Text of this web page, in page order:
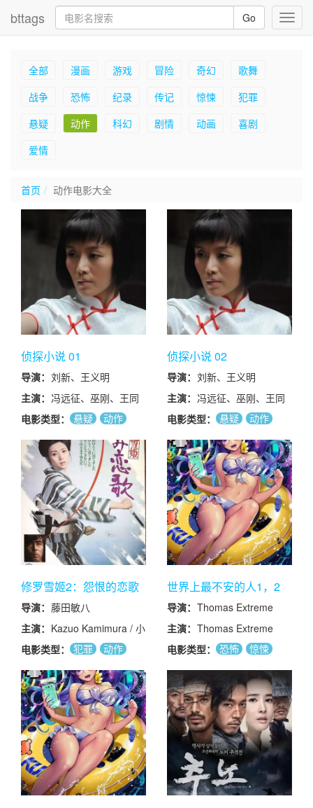
bttags Go
全部 漫画 游戏 冒险 奇幻
歌舞
战争
恐怖 纪录 传记 惊悚
犯罪
悬疑
动作 科幻 剧情 动画
喜剧
爱情
首页 动作电影大全
侦探小说 01
导演： 刘新、王义明
主演： 冯远征、巫刚、王同
辉、周显欣
电影类型： 悬疑
动作
侦探小说 02
导演： 刘新、王义明
主演： 冯远征、巫刚、王同
辉、周显欣
电影类型： 悬疑
动作
修罗雪姬2：怨恨的恋歌
导演： 藤田敏八
主演： Kazuo Kamimura / 小
池一夫 / Kiyohide
Ohara / Norio Osada
电影类型： 犯罪
动作
世界上最不安的人1，2
导演： Thomas Extreme
Cinemagore
主演： Thomas Extreme
Cinemagore
电影类型： 恐怖
惊悚
爱情